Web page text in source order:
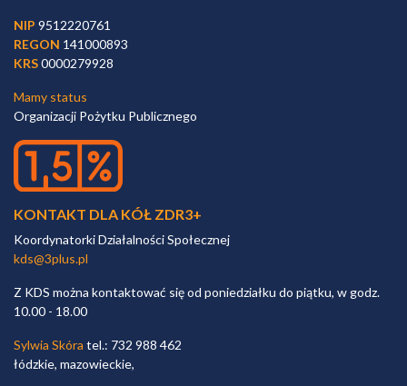
NIP 9512220761
REGON 141000893
KRS0000279928
Mamy status
Organizacji Pożytku Publicznego
KONTAKT DLA KÓŁ ZDR3+
Koordynatorki Działalności Społecznej
kds@3plus.pl
Z KDS można kontaktować się od poniedziałku do piątku, w godz.
10.00 - 18.00
Sylwia Skóra tel.: 732 988 462
łódzkie, mazowieckie,